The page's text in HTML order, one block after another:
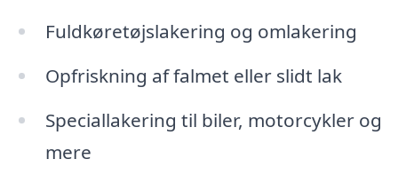
Fuldkøretøjslakering og omlakering
Opfriskning af falmet eller slidt lak
Speciallakering til biler, motorcykler og
mere